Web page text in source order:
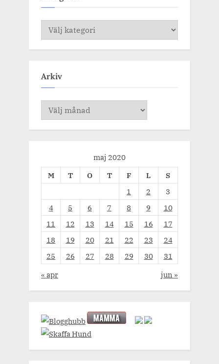
Kategorier
Arkiv
Arkiv
maj 2020
M
T O T F L
S
1
2
3
4
5 6 7 8 9
10
11
12 13 14 15 16
17
18
19 20 21 22 23
24
25
26 27 28 29 30
31
« apr
jun »